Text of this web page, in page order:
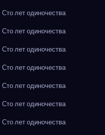
лет одиночества
лет одиночества
лет одиночества
лет одиночества
лет одиночества
лет одиночества
лет одиночества